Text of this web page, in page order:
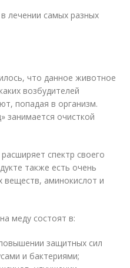
лечении самых разных
что данное животное
возбудителей
попадая в организм.
занимается очисткой
спектр своего
также есть очень
веществ, аминокислот и
меду состоят в:
защитных сил
и бактериями;